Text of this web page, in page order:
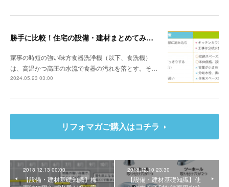
勝手に比較！住宅の設備・建材まとめてみました！～食器洗浄機編
家事の時短の強い味方食器洗浄機（以下、食洗機）
は、高温かつ高圧の水流で食器の汚れを落とす。そ…
2024.05.23 03:00
リフォマガご購入はコチラ
2018.12.13 00:00
【設備・建材基礎知識】梅
2018.12.10 23:30
【設備・建材基礎知識】使